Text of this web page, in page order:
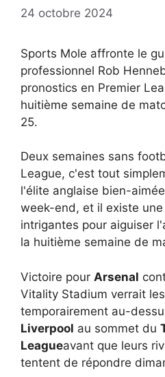
24 octobre 2024
Sports Mole affronte le
professionnel Rob
pronostics en Premier
huitième semaine de
25.
Deux semaines sans
League, c'est tout
l'élite anglaise bien-
week-end, et il existe
intrigantes pour aiguiser
la huitième semaine de
Victoire pour Arsenal
Vitality Stadium verrait
temporairement au-
Liverpool au sommet du
Leagueavant que leurs
tentent de répondre